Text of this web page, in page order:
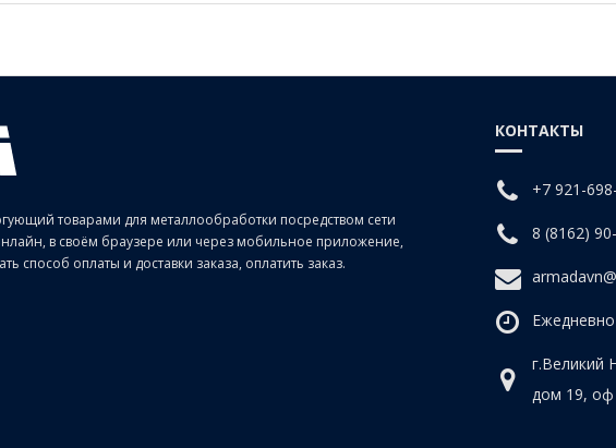
товарами для металлообработки посредством сети
в своём браузере или через мобильное приложение,
способ оплаты и доставки заказа, оплатить заказ.
КОНТАКТЫ
+7 921-
8 (8162)
г.Великий
дом 19, оф